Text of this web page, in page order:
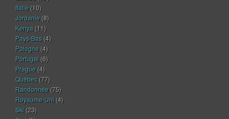
Italie (10)
Jordanie (8)
Kenya (11)
Pays-Bas (4)
Pologne (4)
Portugal (6)
Prague (4)
Québec(77)
Randonnée (75)
Royaume-Uni (4)
Ski (23)